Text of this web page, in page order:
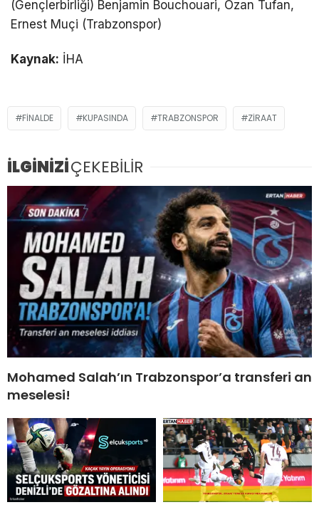
(Gençlerbirliği) Benjamin Bouchouari, Ozan Tufan,
Ernest Muçi (Trabzonspor)
Kaynak: İHA
FINALDE KUPASINDA TRABZONSPOR ZIRAAT
İLGİNİZİÇEKEBİLİR
Mohamed Salah’ın Trabzonspor’a transferi an
meselesi!